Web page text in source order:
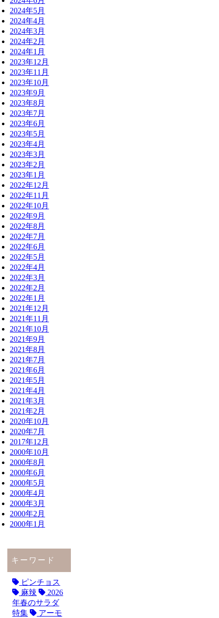
2024年5月
2024年4月
2024年3月
2024年2月
2024年1月
2023年12月
2023年11月
2023年10月
2023年9月
2023年8月
2023年7月
2023年6月
2023年5月
2023年4月
2023年3月
2023年2月
2023年1月
2022年12月
2022年11月
2022年10月
2022年9月
2022年8月
2022年7月
2022年6月
2022年5月
2022年4月
2022年3月
2022年2月
2022年1月
2021年12月
2021年11月
2021年10月
2021年9月
2021年8月
2021年7月
2021年6月
2021年5月
2021年4月
2021年3月
2021年2月
2020年10月
2020年7月
2017年12月
2000年10月
2000年8月
2000年6月
2000年5月
2000年4月
2000年3月
2000年2月
2000年1月
キーワード
ピンチョス
麻辣
2026
年春のサラダ
特集
アーモ